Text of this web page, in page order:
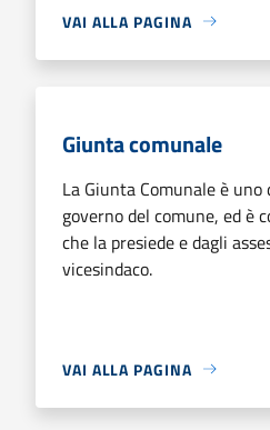
VAI ALLA PAGINA
Giunta comunale
La Giunta Comunale è uno
governo del comune, ed è
che la presiede e dagli
vicesindaco.
VAI ALLA PAGINA